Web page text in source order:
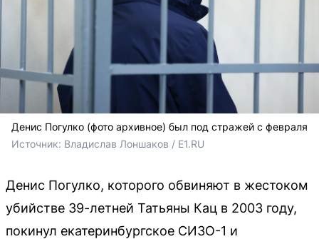
Денис Погулко (фото архивное) был под стражей с февраля
Источник: Владислав Лоншаков / E1.RU
Денис Погулко, которого обвиняют в жестоком
убийстве 39-летней Татьяны Кац в 2003 году,
покинул екатеринбургское СИЗО-1 и